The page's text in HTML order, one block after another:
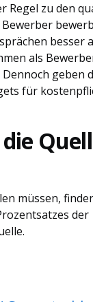
Regel zu den
besser
als
geben
für
müssen,
der